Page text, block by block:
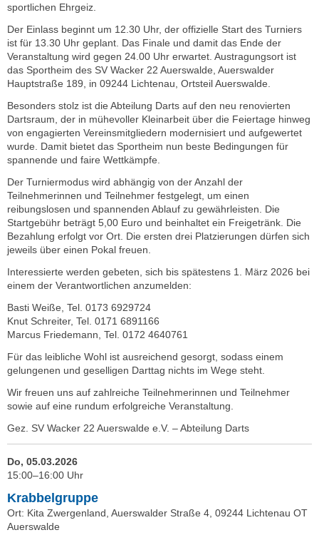
sportlichen Ehrgeiz.
Der Einlass beginnt um 12.30 Uhr, der offizielle Start des Turniers
ist für 13.30 Uhr geplant. Das Finale und damit das Ende der
Veranstaltung wird gegen 24.00 Uhr erwartet. Austragungsort ist
das Sportheim des SV Wacker 22 Auerswalde, Auerswalder
Hauptstraße 189, in 09244 Lichtenau, Ortsteil Auerswalde.
Besonders stolz ist die Abteilung Darts auf den neu renovierten
Dartsraum, der in mühevoller Kleinarbeit über die Feiertage hinweg
von engagierten Vereinsmitgliedern modernisiert und aufgewertet
wurde. Damit bietet das Sportheim nun beste Bedingungen für
spannende und faire Wettkämpfe.
Der Turniermodus wird abhängig von der Anzahl der
Teilnehmerinnen und Teilnehmer festgelegt, um einen
reibungslosen und spannenden Ablauf zu gewährleisten. Die
Startgebühr beträgt 5,00 Euro und beinhaltet ein Freigetränk. Die
Bezahlung erfolgt vor Ort. Die ersten drei Platzierungen dürfen sich
jeweils über einen Pokal freuen.
Interessierte werden gebeten, sich bis spätestens 1. März 2026 bei
einem der Verantwortlichen anzumelden:
Basti Weiße, Tel. 0173 6929724
Knut Schreiter, Tel. 0171 6891166
Marcus Friedemann, Tel. 0172 4640761
Für das leibliche Wohl ist ausreichend gesorgt, sodass einem
gelungenen und geselligen Darttag nichts im Wege steht.
Wir freuen uns auf zahlreiche Teilnehmerinnen und Teilnehmer
sowie auf eine rundum erfolgreiche Veranstaltung.
Gez. SV Wacker 22 Auerswalde e.V. – Abteilung Darts
Do, 05.03.2026
15:00–16:00 Uhr
Krabbelgruppe
Ort: Kita Zwergenland, Auerswalder Straße 4, 09244 Lichtenau OT
Auerswalde